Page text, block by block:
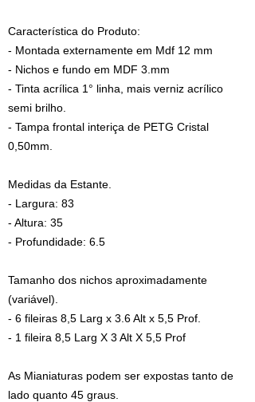
Característica do Produto:
- Montada externamente em Mdf 12 mm
- Nichos e fundo em MDF 3.mm
- Tinta acrílica 1° linha, mais verniz acrílico
semi brilho.
- Tampa frontal interiça de PETG Cristal
0,50mm.
Medidas da Estante.
- Largura: 83
- Altura: 35
- Profundidade: 6.5
Tamanho dos nichos aproximadamente
(variável).
- 6 fileiras 8,5 Larg x 3.6 Alt x 5,5 Prof.
- 1 fileira 8,5 Larg X 3 Alt X 5,5 Prof
As Mianiaturas podem ser expostas tanto de
lado quanto 45 graus.